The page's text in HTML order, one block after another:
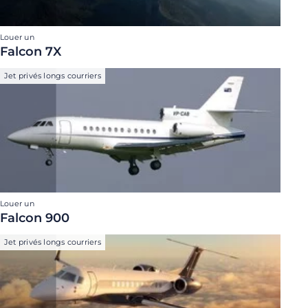
Louer un
Falcon 7X
Jet privés longs courriers
Louer un
Falcon 900
Jet privés longs courriers